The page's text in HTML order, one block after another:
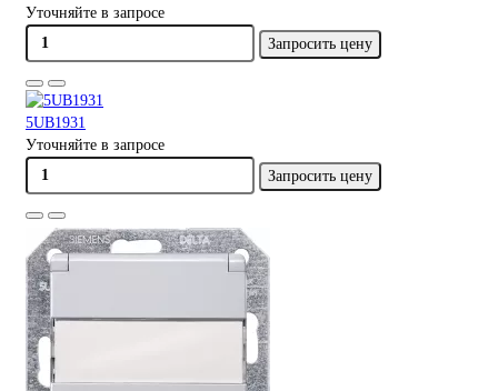
Уточняйте в запросе
Запросить цену
5UB1931
Уточняйте в запросе
Запросить цену